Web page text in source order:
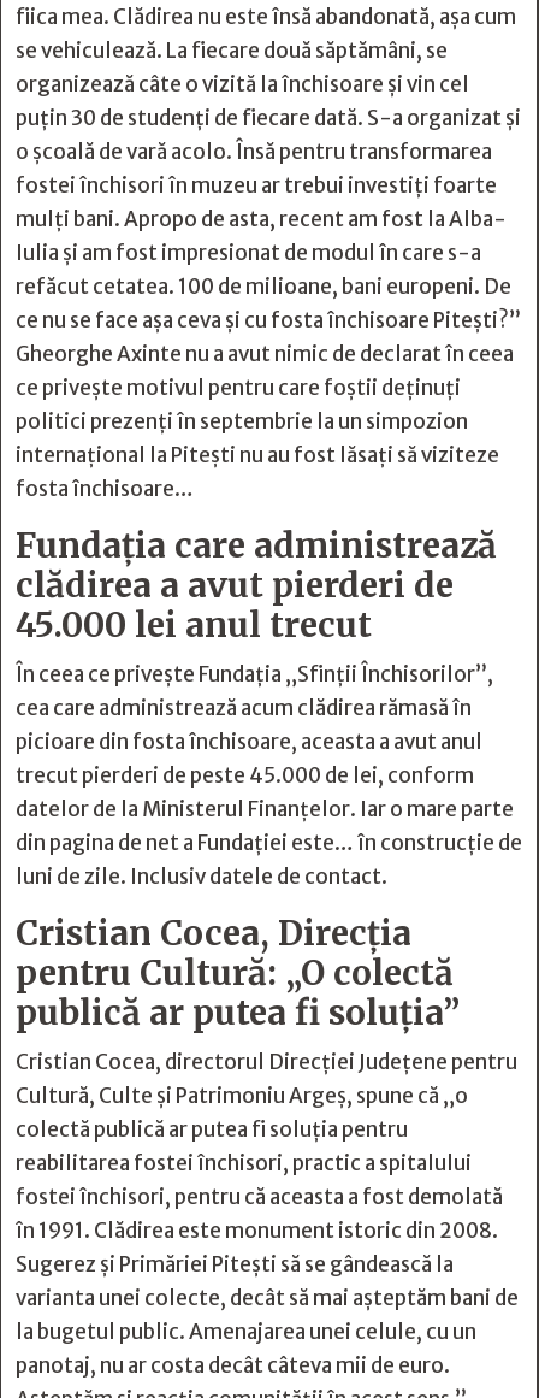
fiica mea. Clădirea nu este însă abandonată, așa cum
se vehiculează. La fiecare două săptămâni, se
organizează câte o vizită la închisoare și vin cel
puțin 30 de studenți de fiecare dată. S-a organizat și
o școală de vară acolo. Însă pentru transformarea
fostei închisori în muzeu ar trebui investiți foarte
mulți bani. Apropo de asta, recent am fost la Alba-
Iulia și am fost impresionat de modul în care s-a
refăcut cetatea. 100 de milioane, bani europeni. De
ce nu se face așa ceva și cu fosta închisoare Pitești?”
Gheorghe Axinte nu a avut nimic de declarat în ceea
ce privește motivul pentru care foștii deținuți
politici prezenți în septembrie la un simpozion
internațional la Pitești nu au fost lăsați să viziteze
fosta închisoare…
Fundația care administrează
clădirea a avut pierderi de
45.000 lei anul trecut
În ceea ce privește Fundația „Sfinții Închisorilor”,
cea care administrează acum clădirea rămasă în
picioare din fosta închisoare, aceasta a avut anul
trecut pierderi de peste 45.000 de lei, conform
datelor de la Ministerul Finanțelor. Iar o mare parte
din pagina de net a Fundației este… în construcție de
luni de zile. Inclusiv datele de contact.
Cristian Cocea, Direcția
pentru Cultură: „O colectă
publică ar putea fi soluția”
Cristian Cocea, directorul Direcției Județene pentru
Cultură, Culte și Patrimoniu Argeș, spune că „o
colectă publică ar putea fi soluția pentru
reabilitarea fostei închisori, practic a spitalului
fostei închisori, pentru că aceasta a fost demolată
în 1991. Clădirea este monument istoric din 2008.
Sugerez și Primăriei Pitești să se gândească la
varianta unei colecte, decât să mai așteptăm bani de
la bugetul public. Amenajarea unei celule, cu un
panotaj, nu ar costa decât câteva mii de euro.